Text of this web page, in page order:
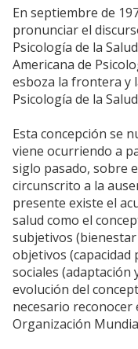
En septiembre de
pronunciar el
Psicología de la
Americana de
esboza la frontera y
Psicología de la
Esta concepción se
viene ocurriendo a
siglo pasado, sobre
circunscrito a la
presente existe el
salud como el
subjetivos
objetivos (capacidad
sociales (adaptación
evolución del
necesario
Organización